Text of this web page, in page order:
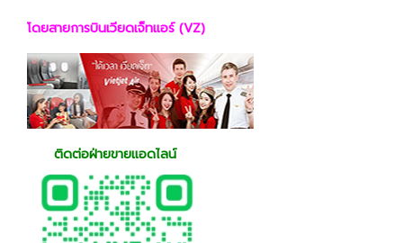
โดยสายการบินเวียดเจ็ทแอร์ (VZ)
ติดต่อฝ่ายขายแอดไลน์